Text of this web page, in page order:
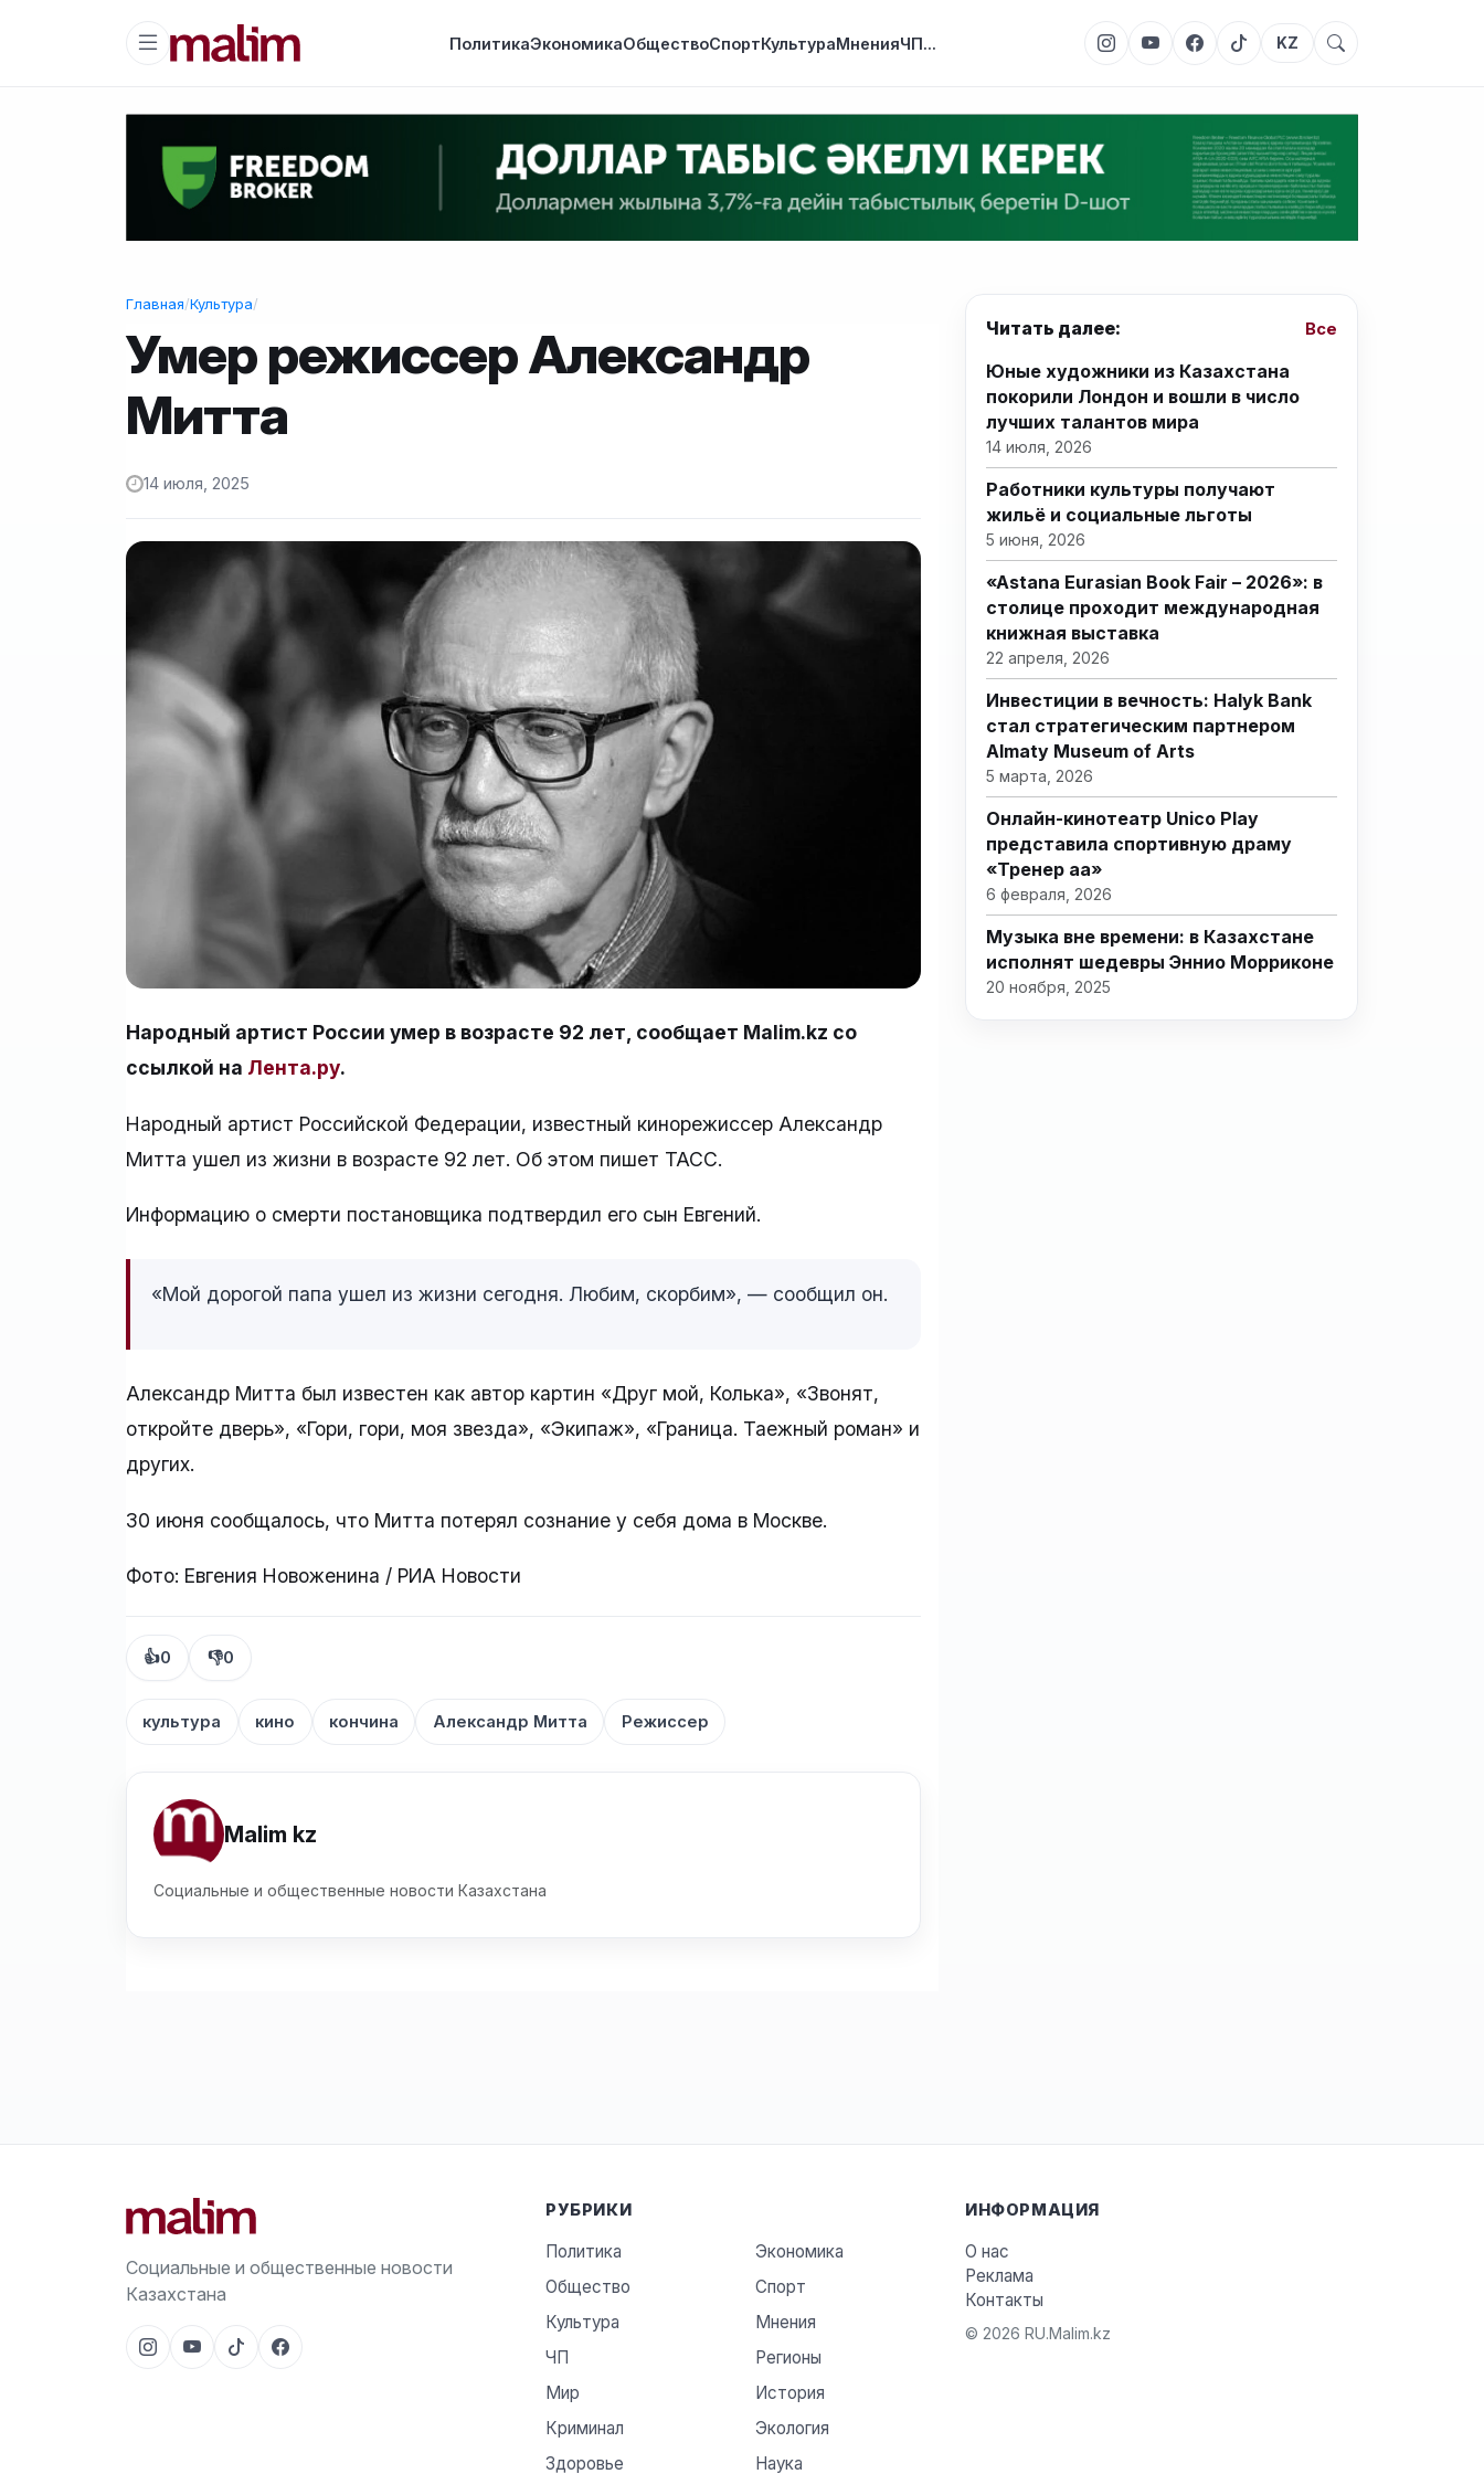
ПолитикаЭкономикаОбществоСпортКультураМненияЧП... KZ
Главная/Культура/
Умер режиссер Александр
Митта
14 июля, 2025
Народный артист России умер в возрасте 92 лет, сообщает Malim.kz со
ссылкой на Лента.ру.
Народный артист Российской Федерации, известный кинорежиссер Александр
Митта ушел из жизни в возрасте 92 лет. Об этом пишет ТАСС.
Информацию о смерти постановщика подтвердил его сын Евгений.
«Мой дорогой папа ушел из жизни сегодня. Любим, скорбим», — сообщил он.
Александр Митта был известен как автор картин «Друг мой, Колька», «Звонят,
откройте дверь», «Гори, гори, моя звезда», «Экипаж», «Граница. Таежный роман» и
других.
30 июня сообщалось, что Митта потерял сознание у себя дома в Москве.
Фото: Евгения Новоженина / РИА Новости
👍0 👎0
культура кино кончина Александр Митта Режиссер
Malim kz
Социальные и общественные новости Казахстана
Читать далее: Все
Юные художники из Казахстана
покорили Лондон и вошли в число
лучших талантов мира
14 июля, 2026
Работники культуры получают
жильё и социальные льготы
5 июня, 2026
«Astana Eurasian Book Fair – 2026»: в
столице проходит международная
книжная выставка
22 апреля, 2026
Инвестиции в вечность: Halyk Bank
стал стратегическим партнером
Almaty Museum of Arts
5 марта, 2026
Онлайн-кинотеатр Unico Play
представила спортивную драму
«Тренер аға»
6 февраля, 2026
Музыка вне времени: в Казахстане
исполнят шедевры Эннио Морриконе
20 ноября, 2025
Социальные и общественные новости
Казахстана
РУБРИКИ
Политика
Экономика
Общество
Спорт
Культура
Мнения
ЧП
Регионы
Мир
История
Криминал
Экология
Здоровье
Наука
ИНФОРМАЦИЯ
О нас
Реклама
Контакты
© 2026 RU.Malim.kz